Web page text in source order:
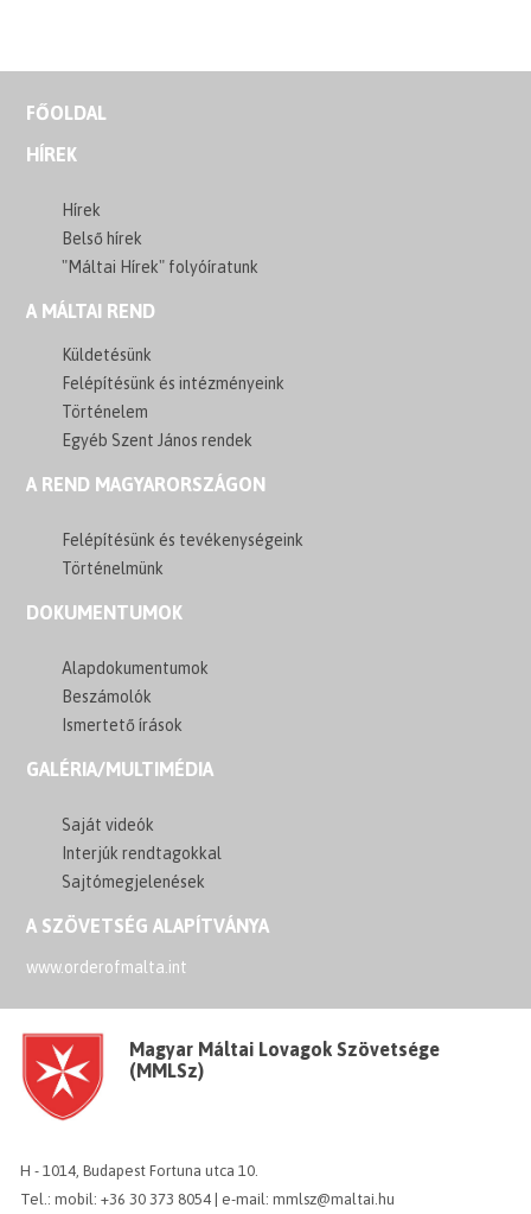
FŐOLDAL
HÍREK
Hírek
Belső hírek
"Máltai Hírek" folyóíratunk
A MÁLTAI REND
Küldetésünk
Felépítésünk és intézményeink
Történelem
Egyéb Szent János rendek
A REND MAGYARORSZÁGON
Felépítésünk és tevékenységeink
Történelmünk
DOKUMENTUMOK
Alapdokumentumok
Beszámolók
Ismertető írások
GALÉRIA/MULTIMÉDIA
Saját videók
Interjúk rendtagokkal
Sajtómegjelenések
A SZÖVETSÉG ALAPÍTVÁNYA
www.orderofmalta.int
Magyar Máltai Lovagok Szövetsége
(MMLSz)
H - 1014, Budapest Fortuna utca 10.
Tel.: mobil: +36 30 373 8054 | e-mail: mmlsz@maltai.hu